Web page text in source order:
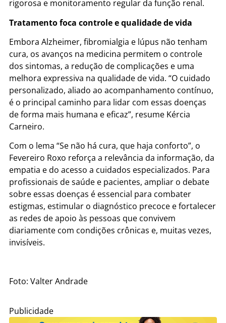
rigorosa e monitoramento regular da função renal.
Tratamento foca controle e qualidade de vida
Embora Alzheimer, fibromialgia e lúpus não tenham
cura, os avanços na medicina permitem o controle
dos sintomas, a redução de complicações e uma
melhora expressiva na qualidade de vida. “O cuidado
personalizado, aliado ao acompanhamento contínuo,
é o principal caminho para lidar com essas doenças
de forma mais humana e eficaz”, resume Kércia
Carneiro.
Com o lema “Se não há cura, que haja conforto”, o
Fevereiro Roxo reforça a relevância da informação, da
empatia e do acesso a cuidados especializados. Para
profissionais de saúde e pacientes, ampliar o debate
sobre essas doenças é essencial para combater
estigmas, estimular o diagnóstico precoce e fortalecer
as redes de apoio às pessoas que convivem
diariamente com condições crônicas e, muitas vezes,
invisíveis.
Foto: Valter Andrade
Publicidade